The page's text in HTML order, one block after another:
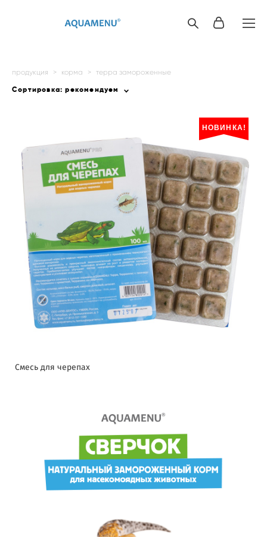
продукция > корма > терра замороженные
Сортировка: рекомендуем
НОВИНКА!
Смесь для черепах